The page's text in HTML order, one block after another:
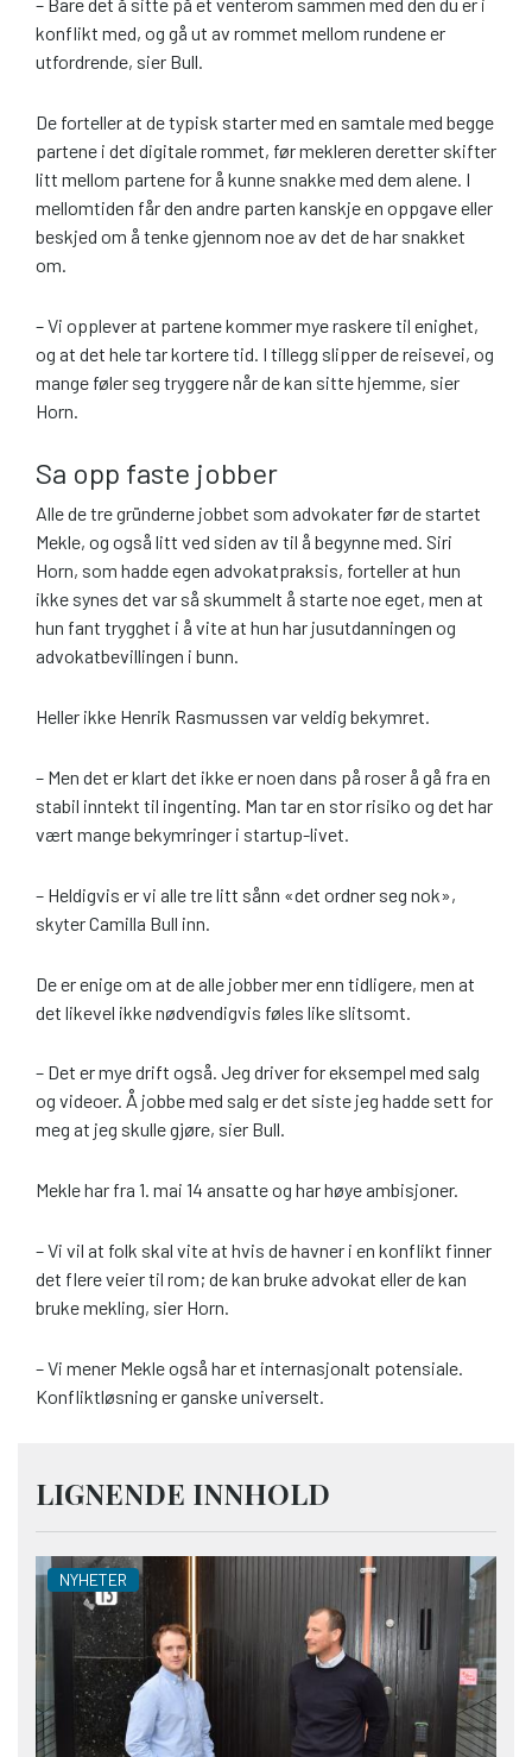
konflikt med, og gå ut av rommet mellom rundene er
utfordrende, sier Bull.
De forteller at de typisk starter med en samtale med begge
partene i det digitale rommet, før mekleren deretter skifter
litt mellom partene for å kunne snakke med dem alene. I
mellomtiden får den andre parten kanskje en oppgave eller
beskjed om å tenke gjennom noe av det de har snakket
om.
– Vi opplever at partene kommer mye raskere til enighet,
og at det hele tar kortere tid. I tillegg slipper de reisevei, og
mange føler seg tryggere når de kan sitte hjemme, sier
Horn.
Sa opp faste jobber
Alle de tre gründerne jobbet som advokater før de startet
Mekle, og også litt ved siden av til å begynne med. Siri
Horn, som hadde egen advokatpraksis, forteller at hun
ikke synes det var så skummelt å starte noe eget, men at
hun fant trygghet i å vite at hun har jusutdanningen og
advokatbevillingen i bunn.
Heller ikke Henrik Rasmussen var veldig bekymret.
– Men det er klart det ikke er noen dans på roser å gå fra en
stabil inntekt til ingenting. Man tar en stor risiko og det har
vært mange bekymringer i startup-livet.
– Heldigvis er vi alle tre litt sånn «det ordner seg nok»,
skyter Camilla Bull inn.
De er enige om at de alle jobber mer enn tidligere, men at
det likevel ikke nødvendigvis føles like slitsomt.
– Det er mye drift også. Jeg driver for eksempel med salg
og videoer. Å jobbe med salg er det siste jeg hadde sett for
meg at jeg skulle gjøre, sier Bull.
Mekle har fra 1. mai 14 ansatte og har høye ambisjoner.
– Vi vil at folk skal vite at hvis de havner i en konflikt finner
det flere veier til rom; de kan bruke advokat eller de kan
bruke mekling, sier Horn.
– Vi mener Mekle også har et internasjonalt potensiale.
Konfliktløsning er ganske universelt.
LIGNENDE INNHOLD
NYHETER